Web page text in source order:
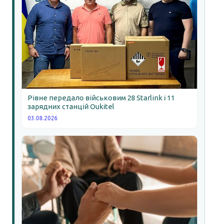
Рівне передало військовим 28 Starlink і 11
зарядних станцій Oukitel
03.08.2026